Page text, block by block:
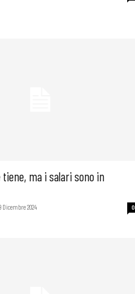
tiene, ma i salari sono in
Dicembre 2024 0